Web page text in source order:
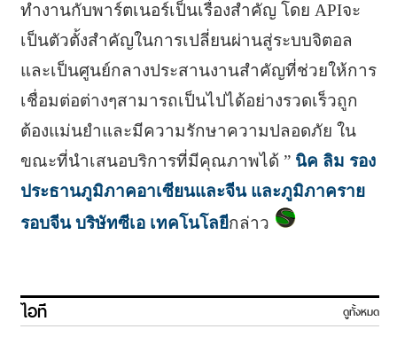
ทำงานกับพาร์ตเนอร์เป็นเรื่องสำคัญ โดย APIจะ
เป็นตัวตั้งสำคัญในการเปลี่ยนผ่านสู่ระบบจิตอล
และเป็นศูนย์กลางประสานงานสำคัญที่ช่วยให้การ
เชื่อมต่อต่างๆสามารถเป็นไปได้อย่างรวดเร็วถูก
ต้องแม่นยำและมีความรักษาความปลอดภัย ใน
ขณะที่นำเสนอบริการที่มีคุณภาพได้ ” นิค ลิม รอง
ประธานภูมิภาคอาเซียนและจีน และภูมิภาคราย
รอบจีน บริษัทซีเอ เทคโนโลยีกล่าว
ไอที ดูทั้งหมด